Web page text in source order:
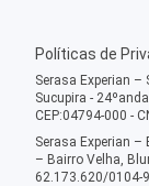
Políticas de
Serasa Experian –
Sucupira -
CEP:04794-000 -
Serasa Experian –
– Bairro Velha,
62.173.620/0104-